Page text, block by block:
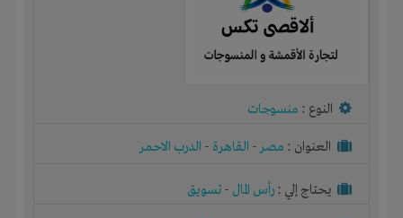
النوع : منسوجات
العنوان : مصر- القاهرة - الدرب الاحمر
يحتاج إلي : رأس المال - تسويق